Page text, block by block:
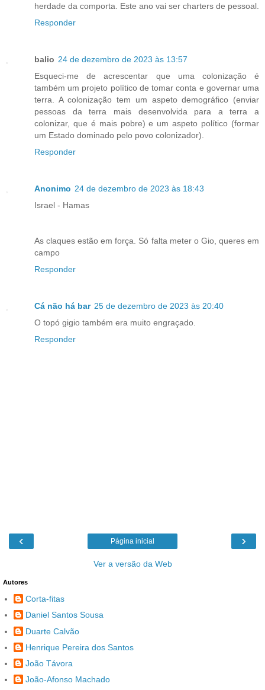
herdade da comporta. Este ano vai ser charters de pessoal.
Responder
balio 24 de dezembro de 2023 às 13:57
Esqueci-me de acrescentar que uma colonização é
também um projeto político de tomar conta e governar uma
terra. A colonização tem um aspeto demográfico (enviar
pessoas da terra mais desenvolvida para a terra a
colonizar, que é mais pobre) e um aspeto político (formar
um Estado dominado pelo povo colonizador).
Responder
Anonimo 24 de dezembro de 2023 às 18:43
Israel - Hamas
As claques estão em força. Só falta meter o Gio, queres em
campo
Responder
Cá não há bar 25 de dezembro de 2023 às 20:40
O topó gigio também era muito engraçado.
Responder
‹ ›
Página inicial
Ver a versão da Web
Autores
Corta-fitas
Daniel Santos Sousa
Duarte Calvão
Henrique Pereira dos Santos
João Távora
João-Afonso Machado